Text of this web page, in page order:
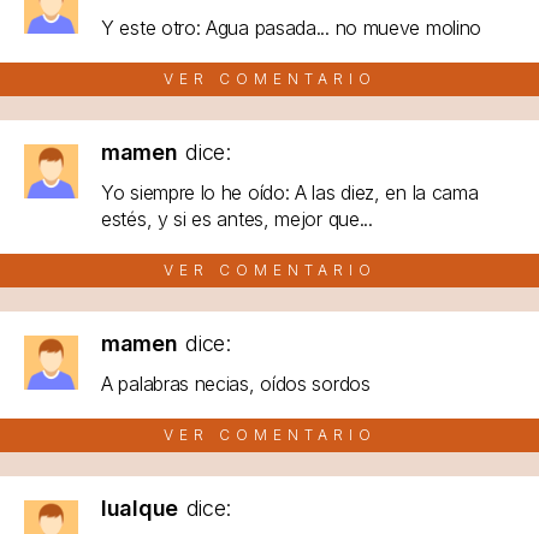
Y este otro: Agua pasada... no mueve molino
VER COMENTARIO
mamen dice:
Yo siempre lo he oído: A las diez, en la cama
estés, y si es antes, mejor que...
VER COMENTARIO
mamen dice:
A palabras necias, oídos sordos
VER COMENTARIO
lualque dice: